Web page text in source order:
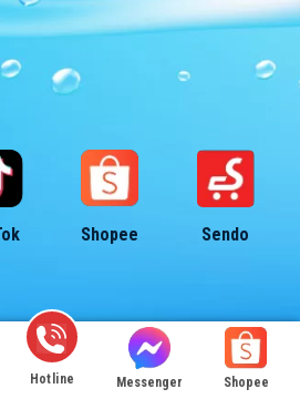
Shopee Sendo
thuộc về Đồ Câu BigFishing
Hotline Messenger Shopee